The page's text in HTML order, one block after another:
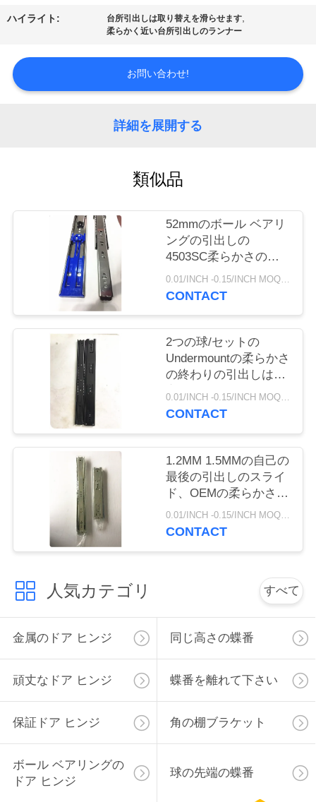
つ
て
行
管
に
な
さ
い
ニ
ュ
ー
ス
ハイライト: 台所引出しは取り替えを滑らせます,
柔らかく近い台所引出しのランナー
お問い合わせ!
詳細を展開する
類似品
52mmのボール ベアリ
ングの引出しの
4503SC柔らかさの終
わり旅行は積載量45キ
ログラムの100lbの滑ら
0.01/INCH -0.15/INCH MOQ:1000 組
CONTACT
2つの球/セットの
Undermountの柔らかさ
の終わりの引出しは、
完全な延長引出しのス
ライド滑ります
0.01/INCH -0.15/INCH MOQ:1000 組
CONTACT
1.2MM 1.5MMの自己の
最後の引出しのスライ
ド、OEMの柔らかさの
終わりの引出しのスラ
イド
0.01/INCH -0.15/INCH MOQ:1000 組
CONTACT
人気カテゴリ すべて
金属のドア ヒンジ 同じ高さの蝶番
頑丈なドア ヒンジ 蝶番を離れて下さい
保証ドア ヒンジ 角の棚ブラケット
ボール ベアリングの
ドア ヒンジ
球の先端の蝶番